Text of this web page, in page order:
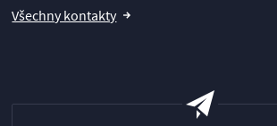
Všechny kontakty